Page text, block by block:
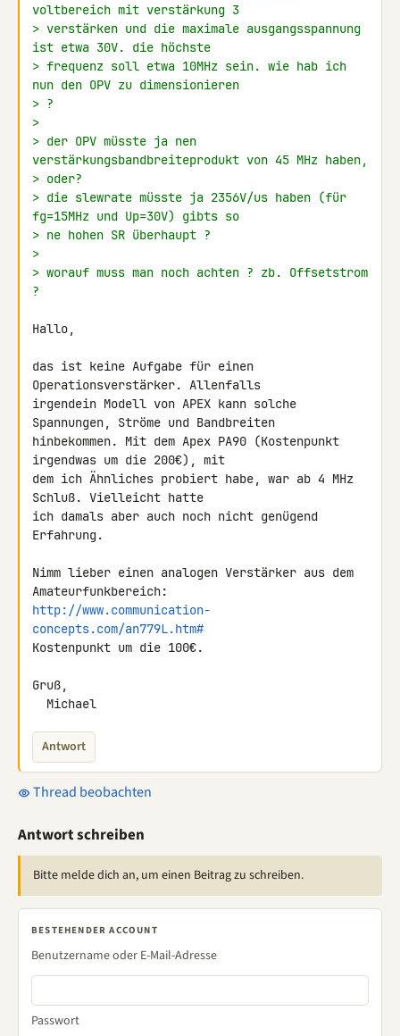
voltbereich mit verstärkung 3
> verstärken und die maximale ausgangsspannung
ist etwa 30V. die höchste
> frequenz soll etwa 10MHz sein. wie hab ich
nun den OPV zu dimensionieren
> ?
>
> der OPV müsste ja nen
verstärkungsbandbreiteprodukt von 45 MHz haben,
> oder?
> die slewrate müsste ja 2356V/us haben (für
fg=15MHz und Up=30V) gibts so
> ne hohen SR überhaupt ?
>
> worauf muss man noch achten ? zb. Offsetstrom
?
Hallo,
das ist keine Aufgabe für einen
Operationsverstärker. Allenfalls
irgendein Modell von APEX kann solche
Spannungen, Ströme und Bandbreiten
hinbekommen. Mit dem Apex PA90 (Kostenpunkt
irgendwas um die 200€), mit
dem ich Ähnliches probiert habe, war ab 4 MHz
Schluß. Vielleicht hatte
ich damals aber auch noch nicht genügend
Erfahrung.
Nimm lieber einen analogen Verstärker aus dem
http://www.communication-
concepts.com/an779L.htm#
Kostenpunkt um die 100€.
Gruß,
  Michael
Antwort
Thread beobachten
Antwort schreiben
Bitte melde dich an, um einen Beitrag zu schreiben.
BESTEHENDER ACCOUNT
Benutzername oder E-Mail-Adresse
Passwort